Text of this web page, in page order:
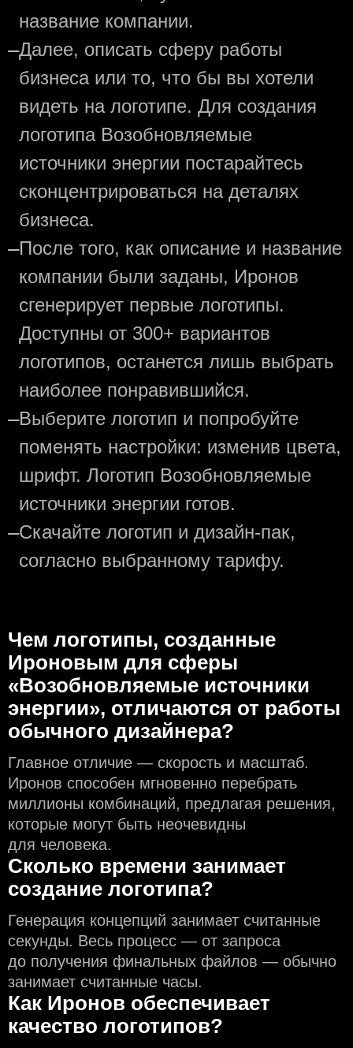
название компании.
—Далее, описать сферу работы
бизнеса или то, что бы вы хотели
видеть на логотипе. Для создания
логотипа Возобновляемые
источники энергии постарайтесь
сконцентрироваться на деталях
бизнеса.
—После того, как описание и название
компании были заданы, Иронов
сгенерирует первые логотипы.
Доступны от 300+ вариантов
логотипов, останется лишь выбрать
наиболее понравившийся.
—Выберите логотип и попробуйте
поменять настройки: изменив цвета,
шрифт. Логотип Возобновляемые
источники энергии готов.
—Скачайте логотип и дизайн-пак,
согласно выбранному тарифу.
Чем логотипы, созданные
Ироновым для сферы
«Возобновляемые источники
энергии», отличаются от работы
обычного дизайнера?
Главное отличие — скорость и масштаб.
Иронов способен мгновенно перебрать
миллионы комбинаций, предлагая решения,
которые могут быть неочевидны
для человека.
Сколько времени занимает
создание логотипа?
Генерация концепций занимает считанные
секунды. Весь процесс — от запроса
до получения финальных файлов — обычно
занимает считанные часы.
Как Иронов обеспечивает
качество логотипов?